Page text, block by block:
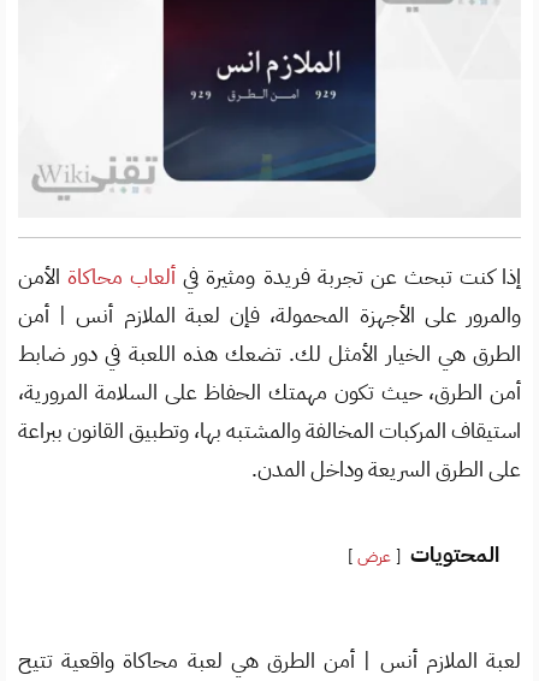
إذا كنت تبحث عن تجربة فريدة ومثيرة في ألعاب محاكاةالأمن
والمرور على الأجهزة المحمولة، فإن لعبة الملازم أنس | أمن
الطرق هي الخيار الأمثل لك. تضعك هذه اللعبة في دور ضابط
أمن الطرق، حيث تكون مهمتك الحفاظ على السلامة المرورية،
استيقاف المركبات المخالفة والمشتبه بها، وتطبيق القانون ببراعة
على الطرق السريعة وداخل المدن.
المحتويات عرض
لعبة الملازم أنس | أمن الطرق هي لعبة محاكاة واقعية تتيح